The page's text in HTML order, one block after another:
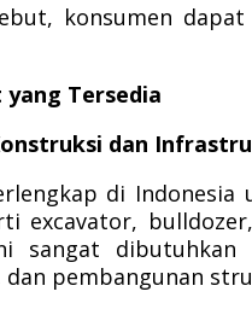
konsumen
yang Tersedia
dan
di Indonesia
excavator,
sangat
pembangunan